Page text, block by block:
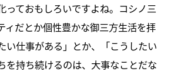
っておもしろいですよね。コシノ三
ィだとか個性豊かな御三方生活を拝
い仕事がある」とか、「こうしたい
を持ち続けるのは、大事なことだな